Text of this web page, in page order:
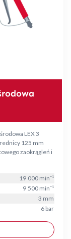
LEX 3
125 mm
zaokrągleń i
19 000 min⁻¹
9 500 min⁻¹
3 mm
6 bar